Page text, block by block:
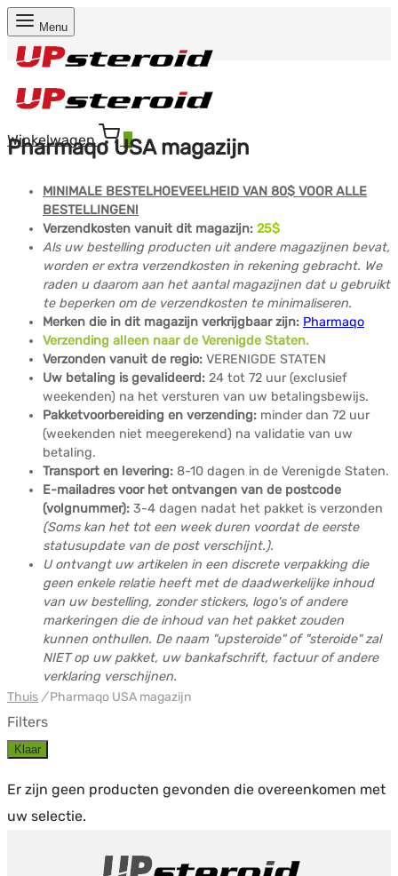
Menu
Winkelwagen 0
Pharmaqo USA magazijn
MINIMALE BESTELHOEVEELHEID VAN 80$ VOOR ALLE
BESTELLINGEN!
Verzendkosten vanuit dit magazijn: 25$
Als uw bestelling producten uit andere magazijnen bevat,
worden er extra verzendkosten in rekening gebracht. We
raden u daarom aan het aantal magazijnen dat u gebruikt
te beperken om de verzendkosten te minimaliseren.
Merken die in dit magazijn verkrijgbaar zijn: Pharmaqo
Verzending alleen naar de Verenigde Staten.
Verzonden vanuit de regio: VERENIGDE STATEN
Uw betaling is gevalideerd: 24 tot 72 uur (exclusief
weekenden) na het versturen van uw betalingsbewijs.
Pakketvoorbereiding en verzending: minder dan 72 uur
(weekenden niet meegerekend) na validatie van uw
betaling.
Transport en levering: 8-10 dagen in de Verenigde Staten.
E-mailadres voor het ontvangen van de postcode
(volgnummer): 3-4 dagen nadat het pakket is verzonden
(Soms kan het tot een week duren voordat de eerste
statusupdate van de post verschijnt.).
U ontvangt uw artikelen in een discrete verpakking die
geen enkele relatie heeft met de daadwerkelijke inhoud
van uw bestelling, zonder stickers, logo's of andere
markeringen die de inhoud van het pakket zouden
kunnen onthullen. De naam "upsteroide" of "steroide" zal
NIET op uw pakket, uw bankafschrift, factuur of andere
verklaring verschijnen.
Thuis /Pharmaqo USA magazijn
Filters
Klaar
Er zijn geen producten gevonden die overeenkomen met
uw selectie.